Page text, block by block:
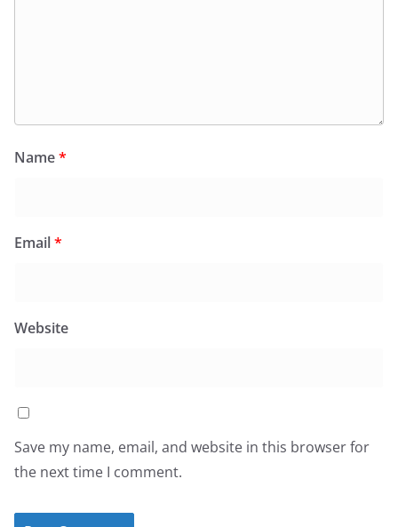
Name*
Email*
Website
Save my name, email, and website in this browser for
the next time I comment.